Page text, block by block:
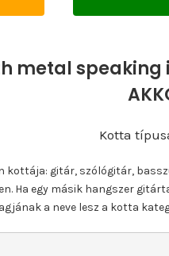
speaking
Kotta
kottája: gitár, szólógitár,
Ha egy másik hangszer
a neve lesz a kotta